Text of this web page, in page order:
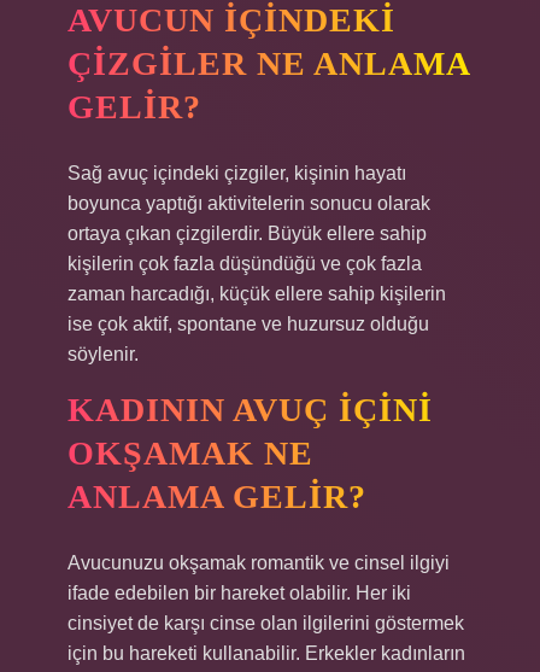
AVUCUN IÇINDEKI
ÇIZGILER NE ANLAMA
GELIR?
Sağ avuç içindeki çizgiler, kişinin hayatı
boyunca yaptığı aktivitelerin sonucu olarak
ortaya çıkan çizgilerdir. Büyük ellere sahip
kişilerin çok fazla düşündüğü ve çok fazla
zaman harcadığı, küçük ellere sahip kişilerin
ise çok aktif, spontane ve huzursuz olduğu
söylenir.
KADININ AVUÇ IÇINI
OKŞAMAK NE
ANLAMA GELIR?
Avucunuzu okşamak romantik ve cinsel ilgiyi
ifade edebilen bir hareket olabilir. Her iki
cinsiyet de karşı cinse olan ilgilerini göstermek
için bu hareketi kullanabilir. Erkekler kadınların